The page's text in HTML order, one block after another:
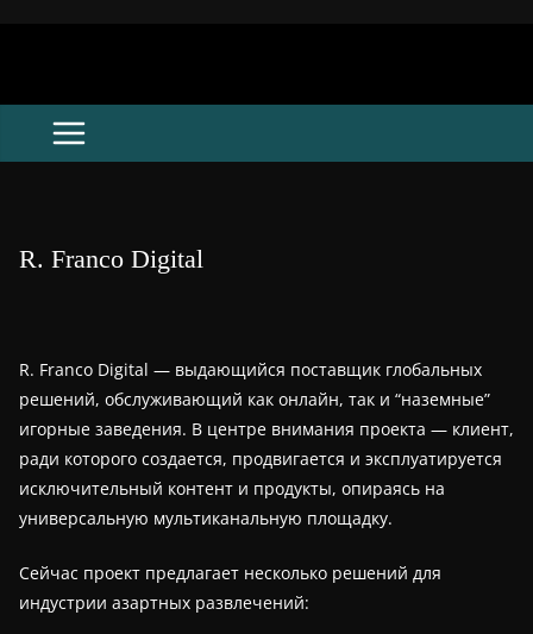
R. Franco Digital
R. Franco Digital — выдающийся поставщик глобальных
решений, обслуживающий как онлайн, так и “наземные”
игорные заведения. В центре внимания проекта — клиент,
ради которого создается, продвигается и эксплуатируется
исключительный контент и продукты, опираясь на
универсальную мультиканальную площадку.
Сейчас проект предлагает несколько решений для
индустрии азартных развлечений: